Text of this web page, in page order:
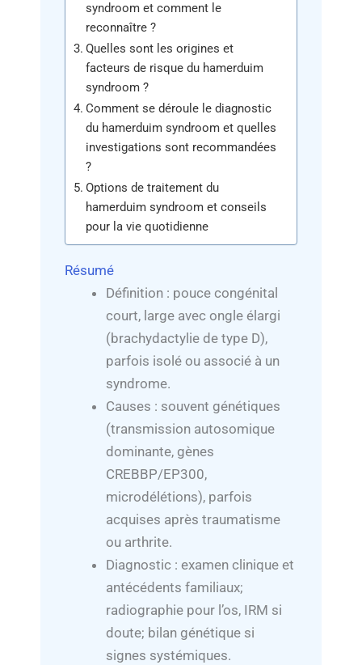
syndroom et comment le
reconnaître ?
Quelles sont les origines et
facteurs de risque du hamerduim
syndroom ?
Comment se déroule le diagnostic
du hamerduim syndroom et quelles
investigations sont recommandées
?
Options de traitement du
hamerduim syndroom et conseils
pour la vie quotidienne
Résumé
Définition : pouce congénital
court, large avec ongle élargi
(brachydactylie de type D),
parfois isolé ou associé à un
syndrome.
Causes : souvent génétiques
(transmission autosomique
dominante, gènes
CREBBP/EP300,
microdélétions), parfois
acquises après traumatisme
ou arthrite.
Diagnostic : examen clinique et
antécédents familiaux;
radiographie pour l’os, IRM si
doute; bilan génétique si
signes systémiques.